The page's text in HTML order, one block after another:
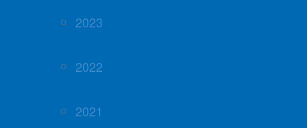
2023
2022
2021